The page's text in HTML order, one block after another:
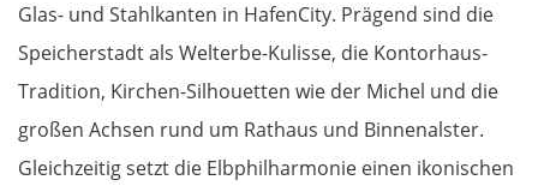
Glas- und Stahlkanten in HafenCity. Prägend sind die
Speicherstadt als Welterbe-Kulisse, die Kontorhaus-
Tradition, Kirchen-Silhouetten wie der Michel und die
großen Achsen rund um Rathaus und Binnenalster.
Gleichzeitig setzt die Elbphilharmonie einen ikonischen